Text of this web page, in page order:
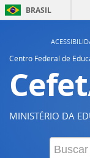
BRASIL
Centro Federal de
MINISTÉRIO DA